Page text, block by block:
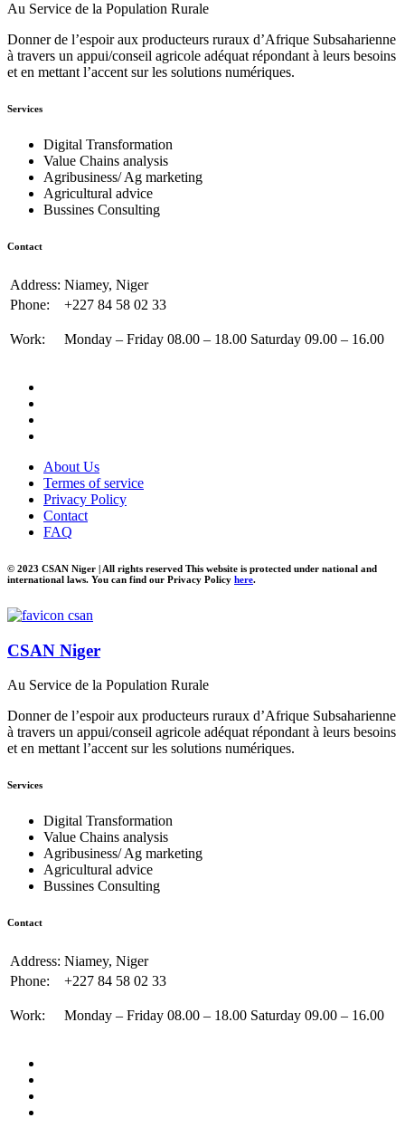
Au Service de la Population Rurale
Donner de l’espoir aux producteurs ruraux d’Afrique Subsaharienne
à travers un appui/conseil agricole adéquat répondant à leurs besoins
et en mettant l’accent sur les solutions numériques.
Services
Digital Transformation
Value Chains analysis
Agribusiness/ Ag marketing
Agricultural advice
Bussines Consulting
Contact
Address: Niamey, Niger
Phone:
+227 84 58 02 33
Work: Monday – Friday 08.00 – 18.00 Saturday 09.00 – 16.00
About Us
Termes of service
Privacy Policy
Contact
FAQ
© 2023 CSAN Niger | All rights reserved This website is protected under national and
international laws. You can find our Privacy Policy here.
CSAN Niger
Au Service de la Population Rurale
Donner de l’espoir aux producteurs ruraux d’Afrique Subsaharienne
à travers un appui/conseil agricole adéquat répondant à leurs besoins
et en mettant l’accent sur les solutions numériques.
Services
Digital Transformation
Value Chains analysis
Agribusiness/ Ag marketing
Agricultural advice
Bussines Consulting
Contact
Address: Niamey, Niger
Phone:
+227 84 58 02 33
Work: Monday – Friday 08.00 – 18.00 Saturday 09.00 – 16.00